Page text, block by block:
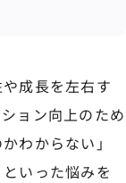
成長を左右す
ョン向上のため
わからない」
いった悩みを